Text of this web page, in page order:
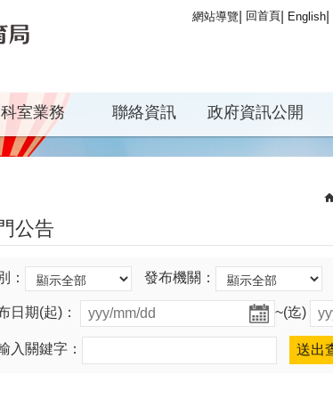
網站導覽 回首頁 English
科室業務 聯絡資訊 政府資訊公開
公告
： 發布機關：
日期(起)： ~(迄)
入關鍵字：